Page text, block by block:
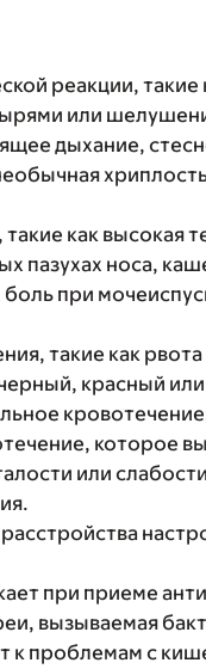
реакции,
или
дыхание,
как высокая
пазухах носа,
боль при
такие как
красный
которое
или
при приеме
вызываемая
к проблемам с